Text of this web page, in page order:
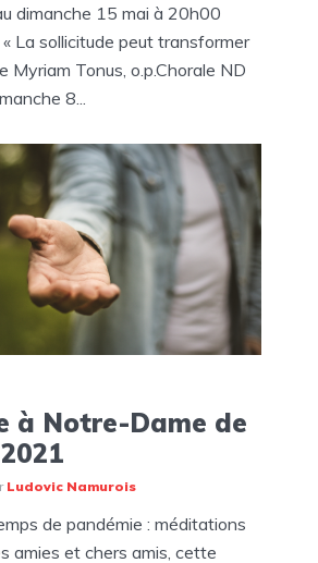
dimanche 15 mai à 20h00
La sollicitude peut transformer
Myriam Tonus, o.p.Chorale ND
8...
à Notre-Dame de
Ludovic Namurois
de pandémie : méditations
amies et chers amis, cette